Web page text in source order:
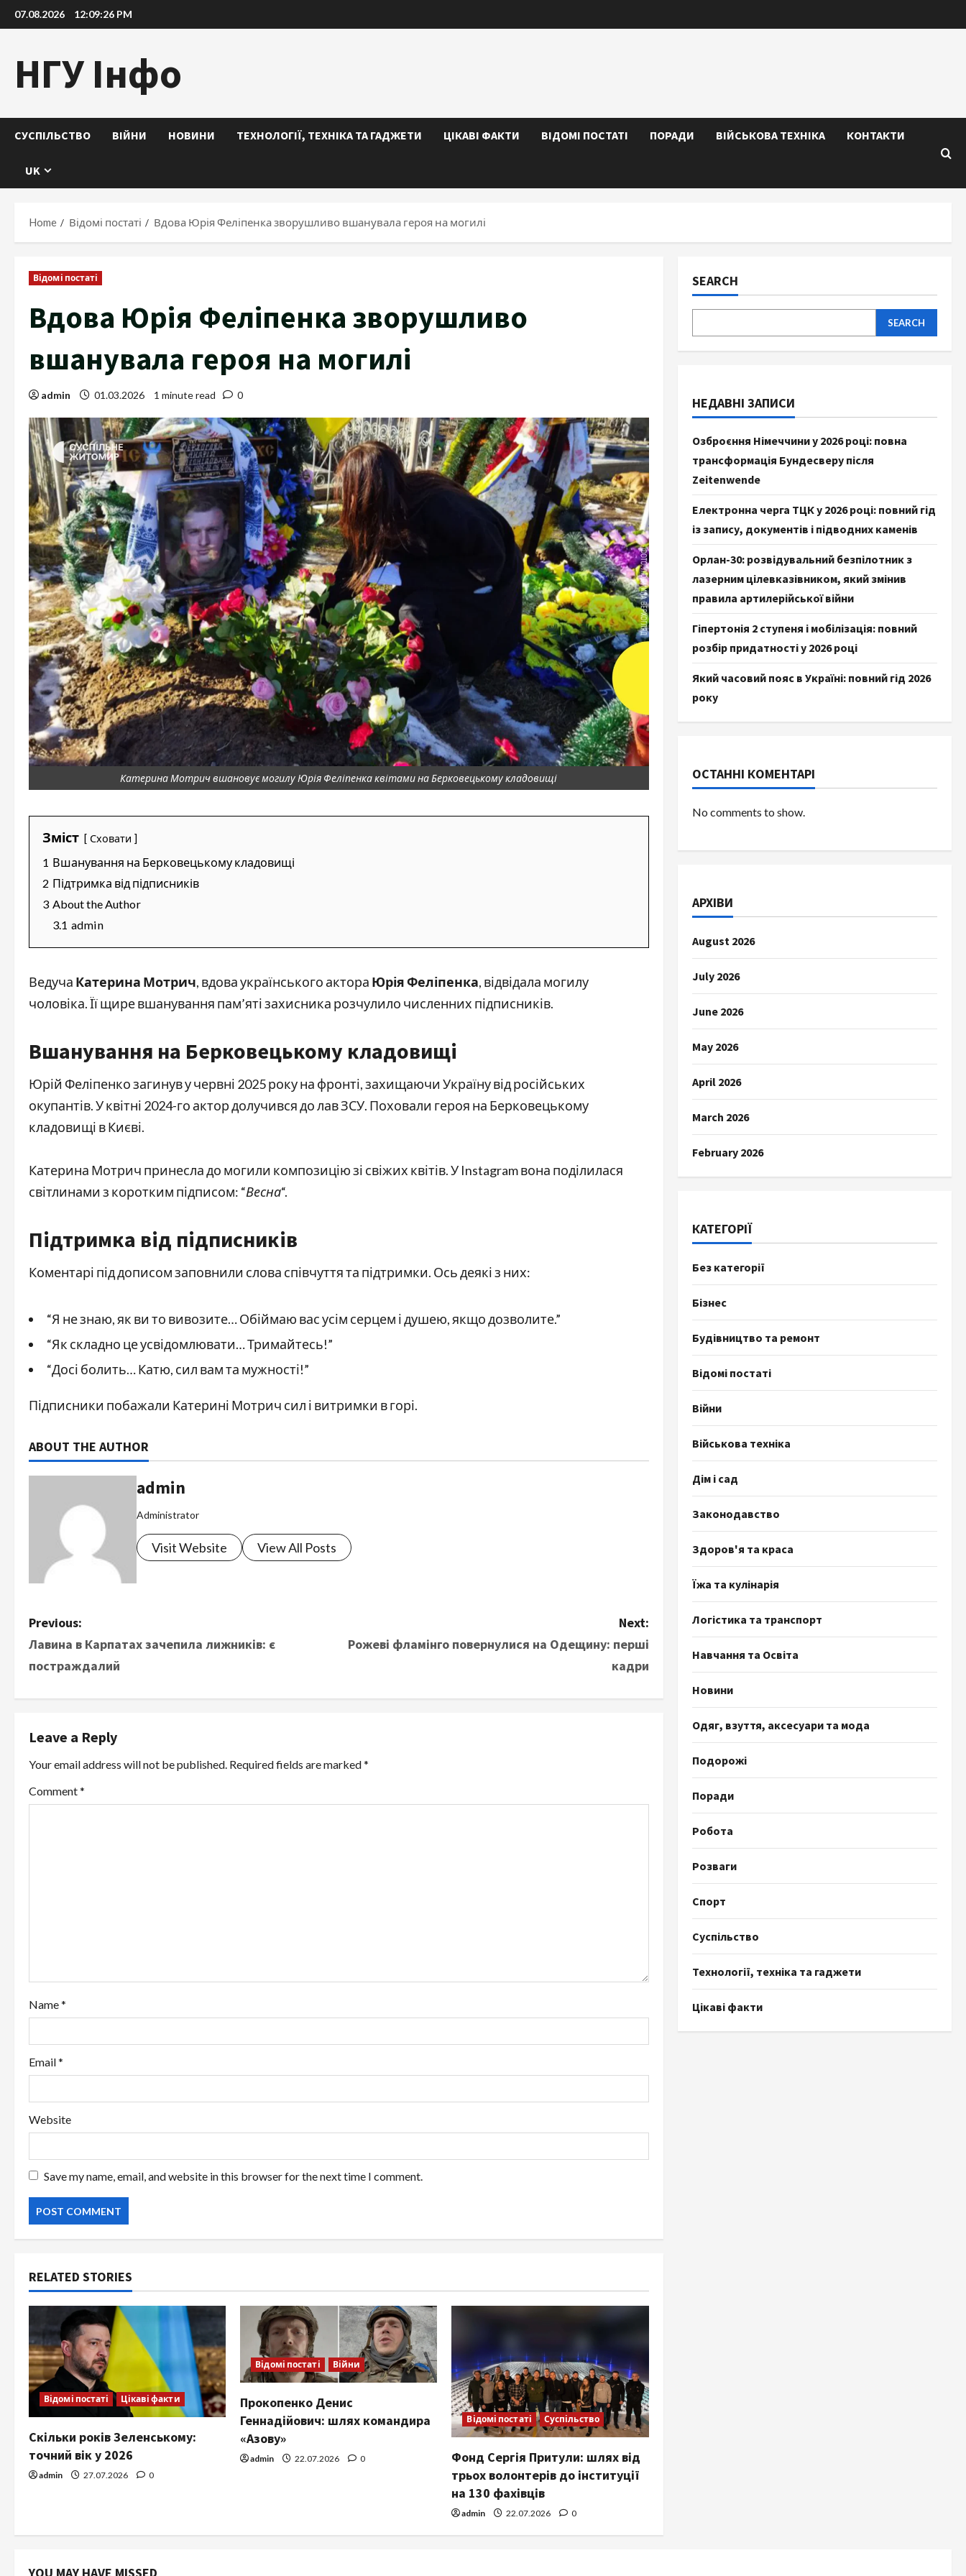
Skip
to
07.08.2026 12:09:27 PM
НГУ Інфо
СУСПІЛЬСТВО ВІЙНИ НОВИНИ ТЕХНОЛОГІЇ, ТЕХНІКА ТА ГАДЖЕТИ ЦІКАВІ ФАКТИ ВІДОМІ ПОСТАТІ ПОРАДИ ВІЙСЬКОВА ТЕХНІКА КОНТАКТИ
UK
Home Відомі постаті Вдова Юрія Феліпенка зворушливо вшанувала героя на могилі
Відомі постаті
Вдова Юрія Феліпенка зворушливо
вшанувала героя на могилі
admin 01.03.2026 1 minute read 0
Катерина Мотрич вшановує могилу Юрія Феліпенка квітами на Берковецькому кладовищі
Зміст Сховати
1 Вшанування на Берковецькому кладовищі
2 Підтримка від підписників
3 About the Author
3.1 admin
Ведуча Катерина Мотрич, вдова українського актора Юрія Феліпенка, відвідала могилу
чоловіка. Її щире вшанування пам’яті захисника розчулило численних підписників.
Вшанування на Берковецькому кладовищі
Юрій Феліпенко загинув у червні 2025 року на фронті, захищаючи Україну від російських
окупантів. У квітні 2024-го актор долучився до лав ЗСУ. Поховали героя на Берковецькому
кладовищі в Києві.
Катерина Мотрич принесла до могили композицію зі свіжих квітів. У Instagram вона поділилася
світлинами з коротким підписом: “Весна“.
Підтримка від підписників
Коментарі під дописом заповнили слова співчуття та підтримки. Ось деякі з них:
“Я не знаю, як ви то вивозите… Обіймаю вас усім серцем і душею, якщо дозволите.”
“Як складно це усвідомлювати… Тримайтесь!”
“Досі болить… Катю, сил вам та мужності!”
Підписники побажали Катерині Мотрич сил і витримки в горі.
ABOUT THE AUTHOR
admin
Administrator
Visit Website View All Posts
P
o
n
a
v
o
n
Previous:
Лавина в Карпатах зачепила лижників: є
постраждалий
Next:
Рожеві фламінго повернулися на Одещину: перші
кадри
Leave a Reply
Your email address will not be published. Required fields are marked*
Comment*
Name*
Email*
Website
Save my name, email, and website in this browser for the next time I comment.
RELATED STORIES
Відомі постаті Цікаві факти
Скільки років Зеленському:
точний вік у 2026
admin 27.07.2026 0
Відомі постаті Війни
Прокопенко Денис
Геннадійович: шлях командира
«Азову»
admin 22.07.2026 0
Відомі постаті Суспільство
Фонд Сергія Притули: шлях від
трьох волонтерів до інституції
на 130 фахівців
admin 22.07.2026 0
SEARCH
SEARCH
НЕДАВНІ ЗАПИСИ
Озброєння Німеччини у 2026 році: повна
трансформація Бундесверу після
Zeitenwende
Електронна черга ТЦК у 2026 році: повний гід
із запису, документів і підводних каменів
Орлан-30: розвідувальний безпілотник з
лазерним цілевказівником, який змінив
правила артилерійської війни
Гіпертонія 2 ступеня і мобілізація: повний
розбір придатності у 2026 році
Який часовий пояс в Україні: повний гід 2026
року
ОСТАННІ КОМЕНТАРІ
No comments to show.
АРХІВИ
August 2026
July 2026
June 2026
May 2026
April 2026
March 2026
February 2026
КАТЕГОРІЇ
Без категорії
Бізнес
Будівництво та ремонт
Відомі постаті
Війни
Військова техніка
Дім і сад
Законодавство
Здоров'я та краса
Їжа та кулінарія
Логістика та транспорт
Навчання та Освіта
Новини
Одяг, взуття, аксесуари та мода
Подорожі
Поради
Робота
Розваги
Спорт
Суспільство
Технології, техніка та гаджети
Цікаві факти